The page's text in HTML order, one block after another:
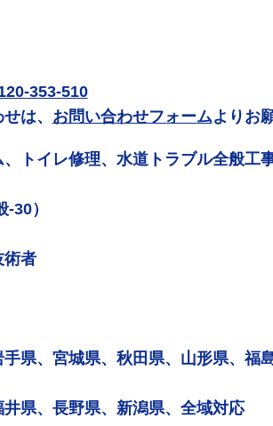
353-510
は、 お問い合わせフォームよりお
トイレ修理、水道トラブル全般工
30）
術者
県、宮城県、秋田県、山形県、福
県、長野県、新潟県、全域対応